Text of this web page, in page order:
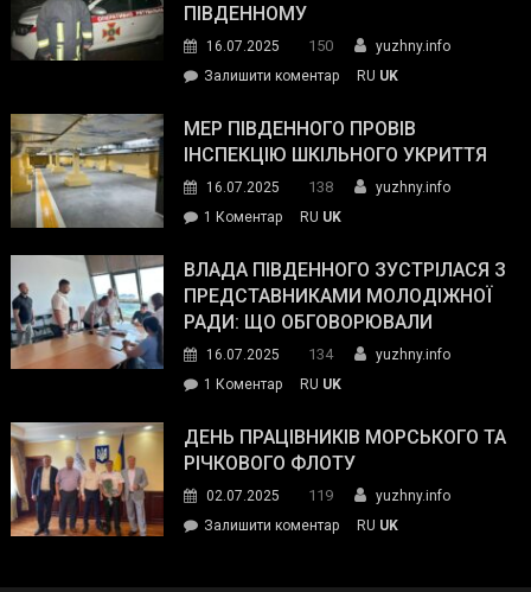
силових
та
органів:
«Наш
спільний
окупанти.
Маємо
діяти
команда
ПІВДЕННОМУ
16.07.2025 150
yuzhny.info
Залишити коментарon
ДСНС
власноруч
пожежу
у
RU UK
МЕР ПІВДЕННОГО ПРОВІВ
ІНСПЕКЦІЮ ШКІЛЬНОГО УКРИТТЯ
16.07.2025 138
yuzhny.info
1 Коментардо
Південного
провів
інспекцію
укриття
RU UK
ВЛАДА ПІВДЕННОГО ЗУСТРІЛАСЯ З
ПРЕДСТАВНИКАМИ МОЛОДІЖНОЇ
РАДИ: ЩО ОБГОВОРЮВАЛИ
16.07.2025 134
yuzhny.info
1 Коментардо
Південного
зустрілася
представниками
молодіжної
RU UK
ДЕНЬ ПРАЦІВНИКІВ МОРСЬКОГО ТА
РІЧКОВОГО ФЛОТУ
02.07.2025 119
yuzhny.info
Залишити коментарon
RU UK